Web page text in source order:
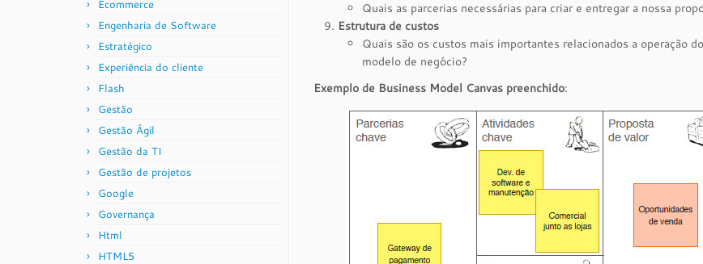
Ecommerce
Engenharia de Software
Estratégico
Experiência do cliente
Flash
Gestão
Gestão Ágil
Gestão da TI
Gestão de projetos
Google
Governança
Html
HTML5
Quais as parcerias necessárias para criar e entregar a nossa
Estrutura de custos
Quais são os custos mais importantes relacionados a operação do
modelo de negócio?
Exemplo de Business Model Canvas preenchido: